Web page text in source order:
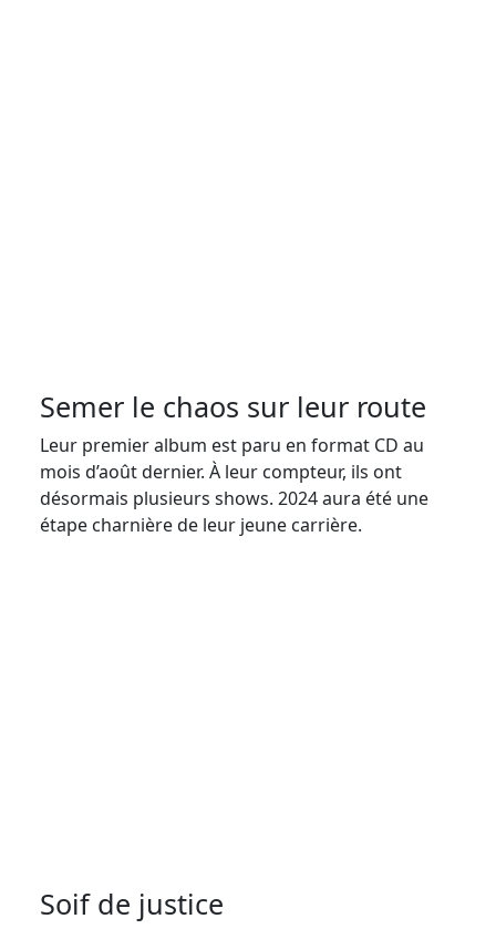
Semer le chaos sur leur route
Leur premier album est paru en format CD au
mois d’août dernier. À leur compteur, ils ont
désormais plusieurs shows. 2024 aura été une
étape charnière de leur jeune carrière.
Soif de justice